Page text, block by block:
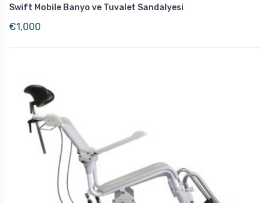
Swift Mobile Banyo ve Tuvalet Sandalyesi
€1,000